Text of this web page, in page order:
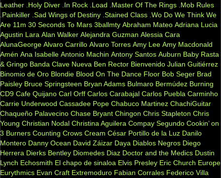
Leather .Holy Diver .In Rock .Load .Master Of The Rings .Mob Rules
.Painkiller .Sad Wings of Destiny .Stained Class .Wo Do We Think We
Are 11m 30 Seconds To Mars 3ballmty Abraham Mateo Adriana Lucia
Agustin Lara Alan Walker Alejandra Guzman Alessia Cara
AlunaGeorge Alvaro Carrillo Alvaro Torres Amy Lee Amy Macdonald
Amén Ana Isabelle Antonio Machin Antony Santos Auburn Baby Rasta
& Gringo Banda Clave Nueva Ben Rector Bienvenido Julian Guitiérrez
Binomio de Oro Blondie Blood On The Dance Floor Bob Seger Brad
Paisley Bruce Springsteen Bryan Adams Bulmaro Bermúdez Burning
CD9 Cafe Quijano Carl Orff Carlos Carabajal Carlos Puebla Carminho
Carrie Underwood Cassadee Pope Chabuco Martinez ChachiGuitar
Chaqueño Palavecino Chase Bryant Chingon Chris Stapleton Chris
Young Christian Nodal Christina Aguilera Compay Segundo Cookin’ on
3 Burners Counting Crows Cream César Portillo de la Luz Danilo
Montero Danny Ocean David Záizar Daya Diablos Negros Diego
Herrera Dierks Bentley Diomedes Diaz Doctor and the Medics Dustin
Lynch Echosmith El chapo de sinaloa Elvis Presley Eric Church Europe
Eurythmics Evan Craft Extremoduro Fabian Corrales Federico Villa